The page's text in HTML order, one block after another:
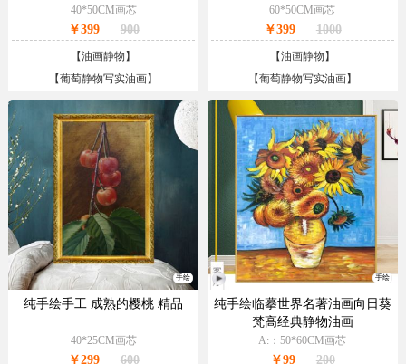
40*50CM画芯
￥399 900
【油画静物 】
【葡萄静物写实油画】
60*50CM画芯
￥399 1000
【油画静物 】
【葡萄静物写实油画】
手绘
纯手绘手工 成熟的樱桃 精品
40*25CM画芯
￥299 600
手绘
纯手绘临摹世界名著油画向日葵
梵高经典静物油画
A:：50*60CM画芯
￥99 200